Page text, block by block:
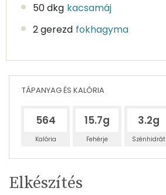
50 dkg kacsamáj
2 gerezd fokhagyma
TÁPANYAG ÉS KALÓRIA
564
Kalória
15.7g
Fehérje
3.2g
Szénhidrát
Egy
adagban
TÁPANYAGTARTALOM
Elkészítés